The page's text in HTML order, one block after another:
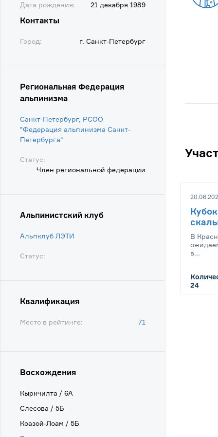
Дата рождения: 21 декабря 1989
Контакты
Город: г. Санкт-Петербург
Региональная Федерация
альпинизма
Санкт-Петербург, РСОО
"Федерация альпинизма Санкт-
Петербурга"
Статус:
Член региональной федерации
Альпинистский клуб
Альпклуб ЛЭТИ
Статус:
Квалификация
Место в рейтинге: 71
Восхождения
Кыркчилта / 6А
Слесова / 5Б
Коазой-Лоам / 5Б
В
в...
24